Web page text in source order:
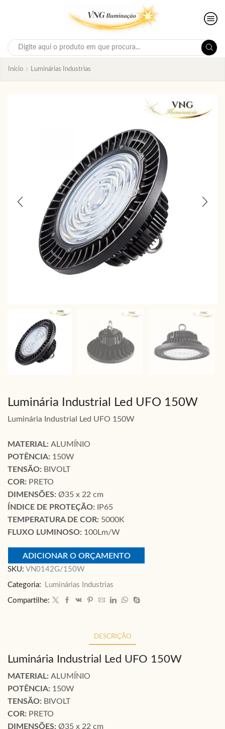
Search
Início Luminárias Industrias
Luminária Industrial Led UFO 150W
Luminária Industrial Led UFO 150W
MATERIAL: ALUMÍNIO
POTÊNCIA: 150W
TENSÃO: BIVOLT
COR: PRETO
DIMENSÕES: Ø35 x 22 cm
ÍNDICE DE PROTEÇÃO: IP65
TEMPERATURA DE COR: 5000K
FLUXO LUMINOSO: 100Lm/W
ADICIONAR O ORÇAMENTO
SKU: VN0142G/150W
Categoria: Luminárias Industrias
Compartilhe:
DESCRIÇÃO
Luminária Industrial Led UFO 150W
MATERIAL: ALUMÍNIO
POTÊNCIA: 150W
TENSÃO: BIVOLT
COR: PRETO
DIMENSÕES: Ø35 x 22 cm